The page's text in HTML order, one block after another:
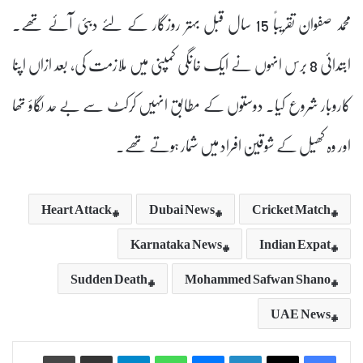
محمد صفوان تقریباً 15 سال قبل بہتر روزگار کے لئے دبئی آئے تھے۔
ابتدائی 8 برس انہوں نے ایک خانگی کمپنی میں ملازمت کی، بعد ازاں اپنا
کاروبار شروع کیا۔ دوستوں کے مطابق انہیں کرکٹ سے بے حد لگاؤ تھا
اور وہ کھیل کے شوقین افراد میں شمار ہوتے تھے۔
Cricket Match
Dubai News
Heart Attack
Indian Expat
Karnataka News
Mohammed Safwan Shano
Sudden Death
UAE News
LinkedIn
WhatsApp
Telegram